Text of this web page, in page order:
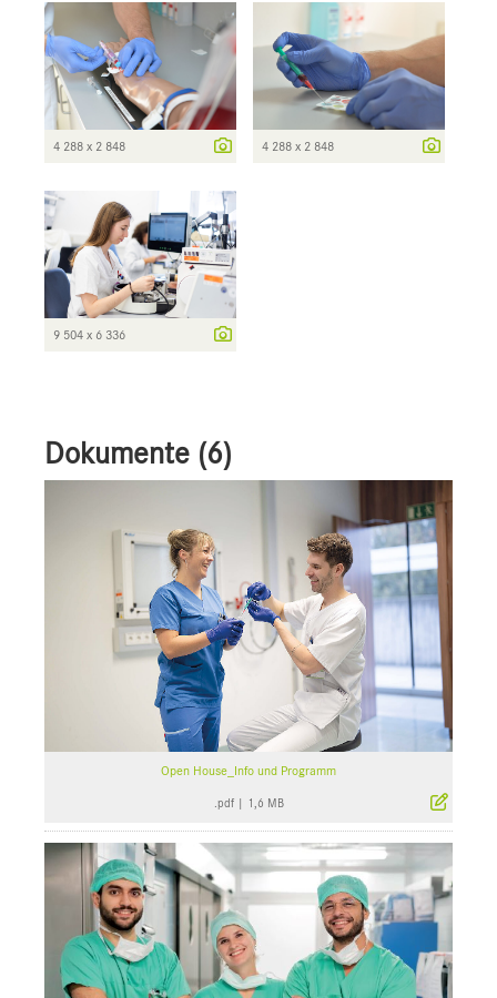
4 288 x 2 848 4 288 x 2 848
9 504 x 6 336
Dokumente (6)
Open House_Info und Programm
.pdf| 1,6 MB